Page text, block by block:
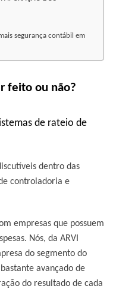
segurança contábil em
feito ou não?
de rateio de
dentro das
controladoria e
empresas que possuem
Nós, da ARVI
do segmento do
avançado de
do resultado de cada